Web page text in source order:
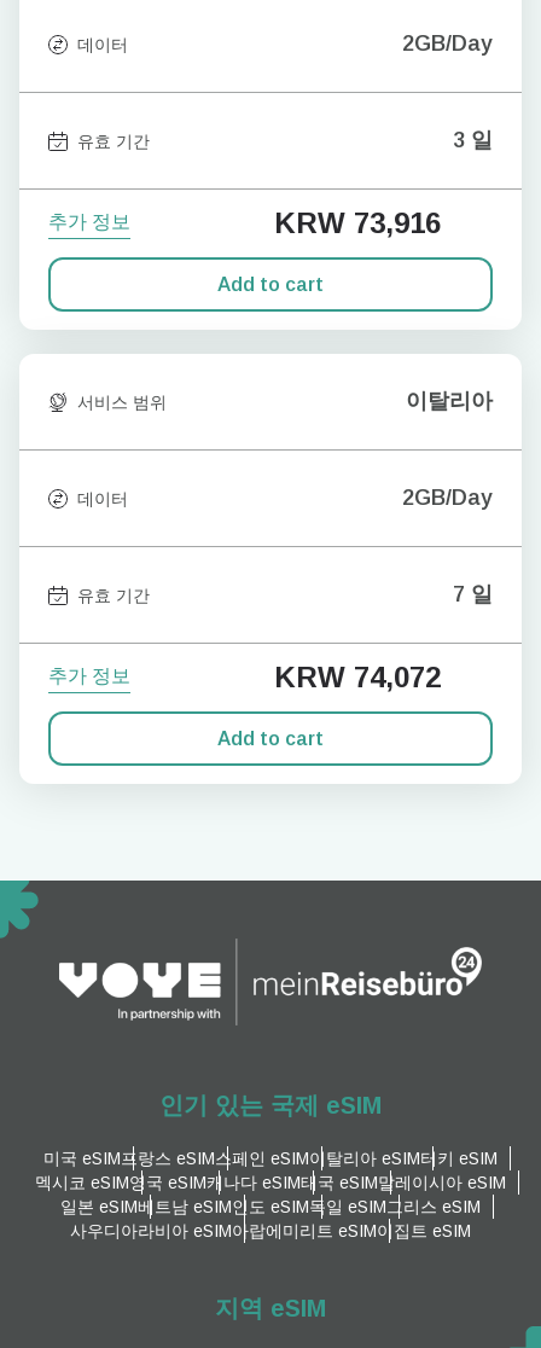
데이터 2GB/Day
유효 기간 3 일
추가 정보 KRW 73,916
Add to cart
서비스 범위 이탈리아
데이터 2GB/Day
유효 기간 7 일
추가 정보 KRW 74,072
Add to cart
인기 있는 국제 eSIM
미국 eSIM프랑스 eSIM스페인 eSIM이탈리아 eSIM터키 eSIM
멕시코 eSIM영국 eSIM캐나다 eSIM태국 eSIM말레이시아 eSIM
일본 eSIM베트남 eSIM인도 eSIM독일 eSIM그리스 eSIM
사우디아라비아 eSIM아랍에미리트 eSIM이집트 eSIM
지역 eSIM